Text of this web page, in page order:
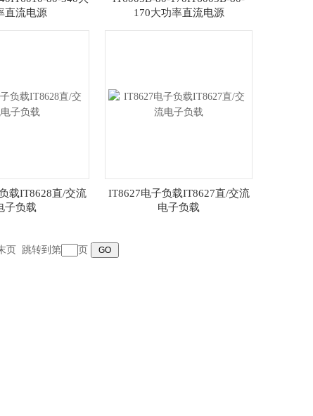
直流电源
170大功率直流电源
载IT8628直/交流
子负载
IT8627电子负载IT8627直/交流
电子负载
页 跳转到第 页